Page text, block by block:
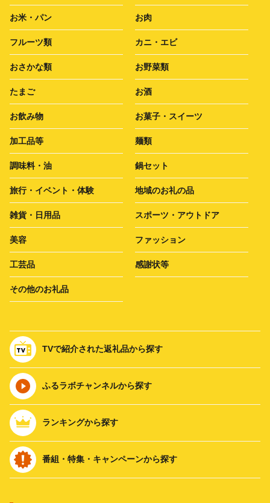
お米・パン お肉
フルーツ類 カニ・エビ
おさかな類 お野菜類
たまご お酒
お飲み物 お菓子・スイーツ
加工品等 麺類
調味料・油 鍋セット
旅行・イベント・体験 地域のお礼の品
雑貨・日用品 スポーツ・アウトドア
美容 ファッション
工芸品 感謝状等
その他のお礼品
TVで紹介された返礼品から探す
ふるラボチャンネルから探す
ランキングから探す
番組・特集・キャンペーンから探す